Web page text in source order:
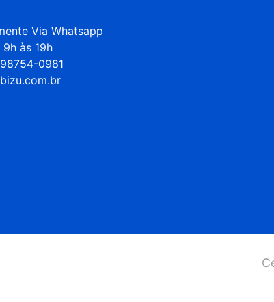
Via Whatsapp
às 19h
0981